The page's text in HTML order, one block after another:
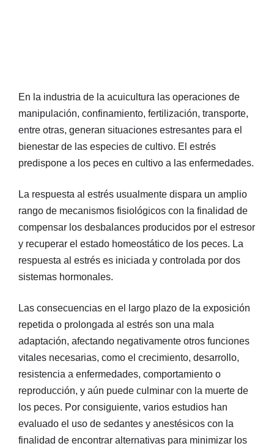
En la industria de la acuicultura las operaciones de
manipulación, confinamiento, fertilización, transporte,
entre otras, generan situaciones estresantes para el
bienestar de las especies de cultivo. El estrés
predispone a los peces en cultivo a las enfermedades.
La respuesta al estrés usualmente dispara un amplio
rango de mecanismos fisiológicos con la finalidad de
compensar los desbalances producidos por el estresor
y recuperar el estado homeostático de los peces. La
respuesta al estrés es iniciada y controlada por dos
sistemas hormonales.
Las consecuencias en el largo plazo de la exposición
repetida o prolongada al estrés son una mala
adaptación, afectando negativamente otros funciones
vitales necesarias, como el crecimiento, desarrollo,
resistencia a enfermedades, comportamiento o
reproducción, y aún puede culminar con la muerte de
los peces. Por consiguiente, varios estudios han
evaluado el uso de sedantes y anestésicos con la
finalidad de encontrar alternativas para minimizar los